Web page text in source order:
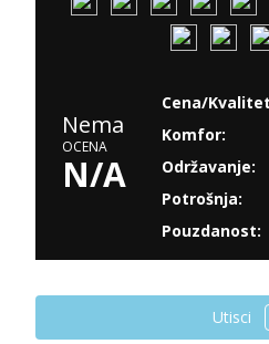
Nema
OCENA
N/A
Cena/
Komfor:
Održavanje:
Potrošnja:
Pouzdanost:
Utisci